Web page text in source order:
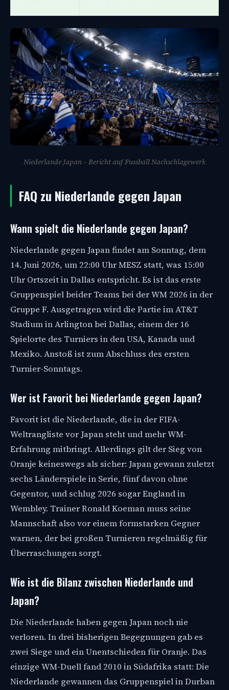
Niederlande Japan – Bericht auf Fussball Nachschlagewerk
FAQ zu Niederlande gegen Japan
Wann spielt die Niederlande gegen Japan?
Niederlande gegen Japan findet am Sonntag, dem
14. Juni 2026, um 22:00 Uhr MESZ statt, was 15:00
Uhr Ortszeit in Dallas entspricht. Es ist das erste
Gruppenspiel beider Teams bei der WM 2026 in der
Gruppe F. Ausgetragen wird die Partie im AT&T
Stadium in Arlington bei Dallas, einem der 16
Spielorte des Turniers in den USA, Kanada und
Mexiko. Anstoß ist zum Abschluss des ersten
Turnier-Sonntags.
Wer ist Favorit bei Niederlande gegen Japan?
Favorit ist die Niederlande, die in der FIFA-
Weltrangliste vor Japan steht und mehr WM-
Erfahrung mitbringt. Allerdings gilt der Sieg von
Oranje keineswegs als sicher: Japan gewann zuletzt
sechs Länderspiele in Serie, fünf davon ohne
Gegentor, und schlug 2026 sogar England in
Wembley. Trainer Ronald Koeman muss seine
Mannschaft also vor einem formstarken Gegner
warnen, der bei großen Turnieren regelmäßig für
Überraschungen sorgt.
Wie ist die Bilanz zwischen Niederlande und
Japan?
Die Niederlande haben gegen Japan noch nie
verloren. In drei bisherigen Begegnungen gab es
zwei Siege und ein Unentschieden für Oranje. Das
einzige WM-Duell fand 2010 in Südafrika statt: Die
Niederlande gewannen das Gruppenspiel in Durban